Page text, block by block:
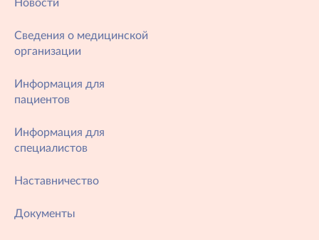
Новости
Сведения о медицинской
организации
Информация для
пациентов
Информация для
специалистов
Наставничество
Документы